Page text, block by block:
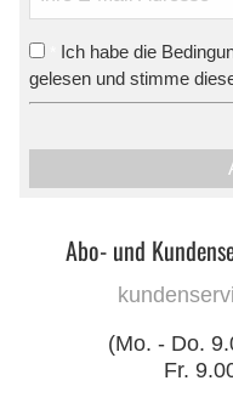
Ich habe die
gelesen und stimme
Abo- und
(Mo. - Do.
Fr.